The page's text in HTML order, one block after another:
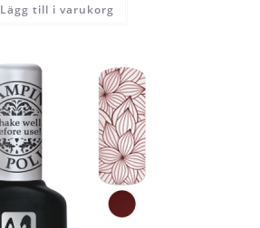
Lägg till i varukorg